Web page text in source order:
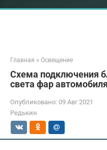
Главная » Освещение
Схема подключения
света фар
Опубликовано: 09 Авг 2021
Редькин